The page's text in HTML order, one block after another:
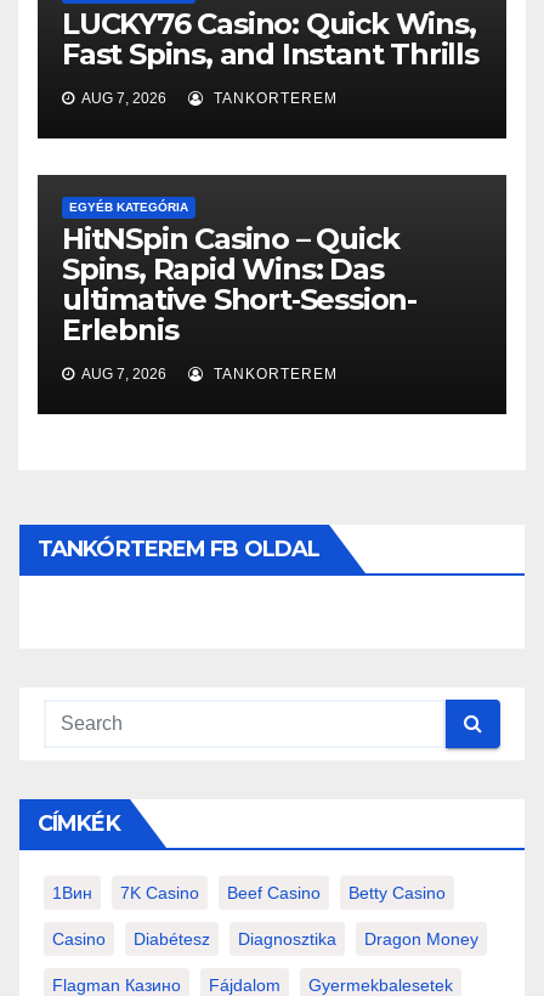
LUCKY76 Casino: Quick Wins,
Fast Spins, and Instant Thrills
AUG 7, 2026 TANKORTEREM
EGYÉB KATEGÓRIA
HitNSpin Casino – Quick
Spins, Rapid Wins: Das
ultimative Short‑Session-
Erlebnis
AUG 7, 2026 TANKORTEREM
TANKÓRTEREM FB OLDAL
CÍMKÉK
1Вин 7K Casino Beef Casino Betty Casino
Casino Diabétesz Diagnosztika Dragon Money
Flagman Казино Fájdalom Gyermekbalesetek